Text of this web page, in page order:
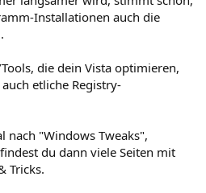
Installationen auch die
die dein Vista optimieren,
auch etliche Registry-
nach "Windows Tweaks",
du dann viele Seiten mit
Tricks.